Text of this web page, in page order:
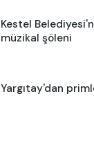
Kestel
müzikal şöleni
Yargıtay'dan